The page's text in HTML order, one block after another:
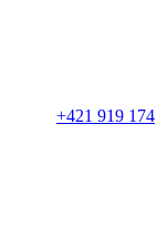
+421 919 174